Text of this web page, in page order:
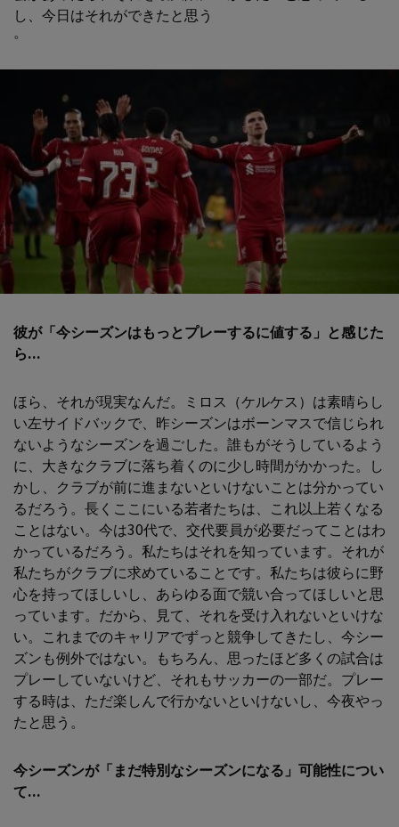
し、今日はそれができたと思う
。
彼が「今シーズンはもっとプレーするに値する」と感じた
ら...
ほら、それが現実なんだ。ミロス（ケルケス）は素晴らし
い左サイドバックで、昨シーズンはボーンマスで信じられ
ないようなシーズンを過ごした。誰もがそうしているよう
に、大きなクラブに落ち着くのに少し時間がかかった。し
かし、クラブが前に進まないといけないことは分かってい
るだろう。長くここにいる若者たちは、これ以上若くなる
ことはない。今は30代で、交代要員が必要だってことはわ
かっているだろう。私たちはそれを知っています。それが
私たちがクラブに求めていることです。私たちは彼らに野
心を持ってほしいし、あらゆる面で競い合ってほしいと思
っています。だから、見て、それを受け入れないといけな
い。これまでのキャリアでずっと競争してきたし、今シー
ズンも例外ではない。もちろん、思ったほど多くの試合は
プレーしていないけど、それもサッカーの一部だ。プレー
する時は、ただ楽しんで行かないといけないし、今夜やっ
たと思う。
今シーズンが「まだ特別なシーズンになる」可能性につい
て...